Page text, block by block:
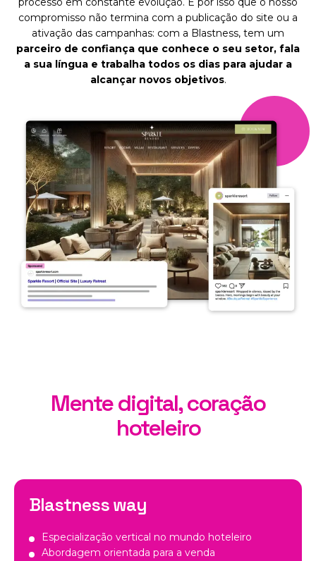
compromisso não termina com a publicação do site ou a
ativação das campanhas: com a Blastness, tem um
parceiro de confiança que conhece o seu setor, fala
a sua língua e trabalha todos os dias para ajudar a
alcançar novos objetivos.
Mente digital, coração
hoteleiro
Blastness way
Especialização vertical no mundo hoteleiro
Abordagem orientada para a venda